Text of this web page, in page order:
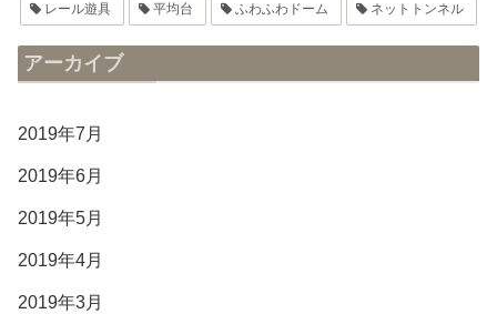
レール遊具 平均台 ふわふわドーム ネットトンネル
アーカイブ
2019年7月
2019年6月
2019年5月
2019年4月
2019年3月